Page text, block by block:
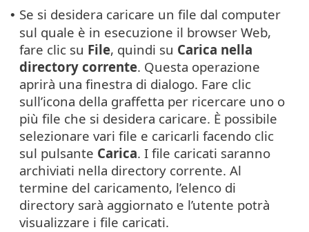
• Se si desidera caricare un file dal computer
sul quale è in esecuzione il browser Web,
fare clic su File, quindi su Carica nella
directory corrente. Questa operazione
aprirà una finestra di dialogo. Fare clic
sull’icona della graffetta per ricercare uno o
più file che si desidera caricare. È possibile
selezionare vari file e caricarli facendo clic
sul pulsante Carica. I file caricati saranno
archiviati nella directory corrente. Al
termine del caricamento, l’elenco di
directory sarà aggiornato e l’utente potrà
visualizzare i file caricati.